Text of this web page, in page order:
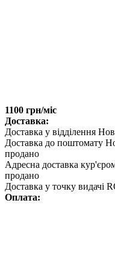
1100 грн/міс
Доставка:
Доставка у відділення
Доставка до поштомату
продано
Адресна доставка
продано
Доставка у точку видачі
Оплата: